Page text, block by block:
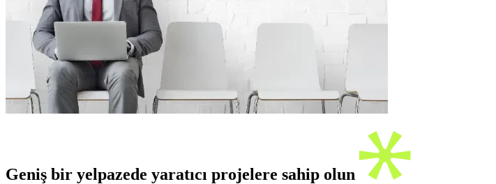
Geniş bir yelpazede yaratıcı projelere sahip olun